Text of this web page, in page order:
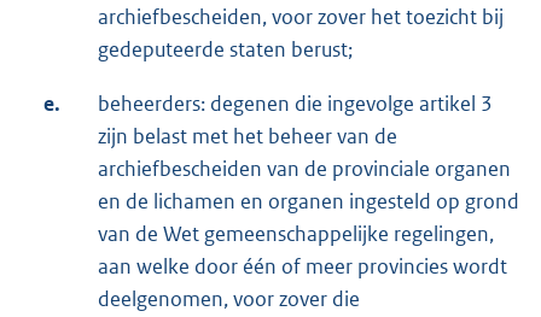
archiefbescheiden, voor zover het toezicht bij
gedeputeerde staten berust;
e.
beheerders: degenen die ingevolge artikel 3
zijn belast met het beheer van de
archiefbescheiden van de provinciale organen
en de lichamen en organen ingesteld op grond
van de Wet gemeenschappelijke regelingen,
aan welke door één of meer provincies wordt
deelgenomen, voor zover die